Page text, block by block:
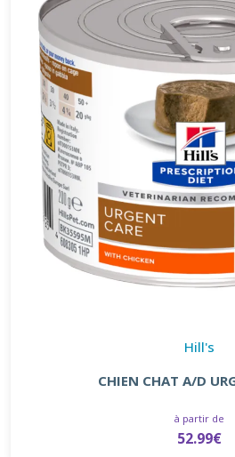
Hill's
CHIEN CHAT A/D
à partir de
52.99€